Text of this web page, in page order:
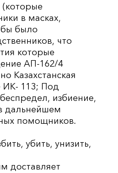
(которые
в масках,
бы было
что
которые
АП-162/4
Казахстанская
ИК- 113; Под
избиение,
дальнейшем
помощников.
убить, унизить,
доставляет